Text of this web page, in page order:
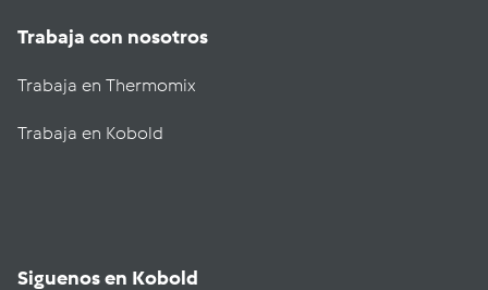
Trabaja con nosotros
Trabaja en Thermomix
Trabaja en Kobold
Siguenos en Kobold